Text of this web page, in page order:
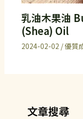
乳油木果油
(Shea) Oil
2024-02-02 /優質
文章搜尋